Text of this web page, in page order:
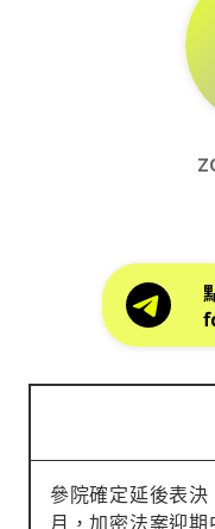
參院確定延後表
月，加密法案迎